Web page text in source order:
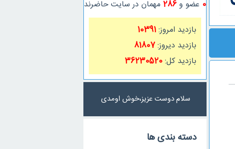
0 عضو و286 مهمان در سایت حاضرند
بازدید امروز:10391
بازدید دیروز:81807
بازدید کل:36230520
سلام دوست عزیز،خوش اومدی
دسته بندی ها